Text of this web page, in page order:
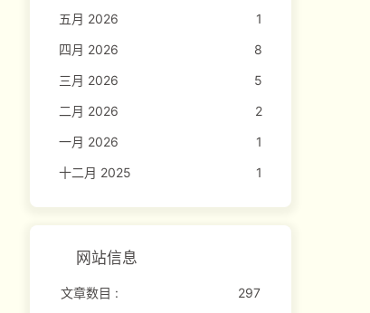
五月 2026
1
四月 2026
8
三月 2026
5
二月 2026
2
一月 2026
1
十二月 2025
1
网站信息
文章数目 :
297